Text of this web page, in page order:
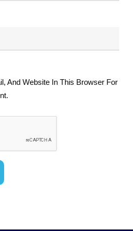
And Website In This Browser For